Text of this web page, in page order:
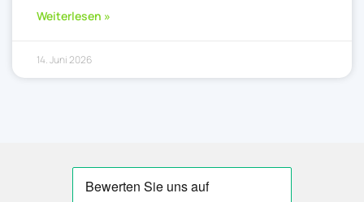
Weiterlesen »
14. Juni 2026